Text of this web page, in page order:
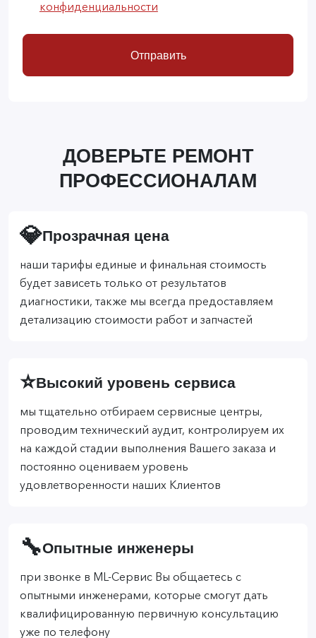
конфиденциальности
Отправить
ДОВЕРЬТЕ РЕМОНТ
ПРОФЕССИОНАЛАМ
💎Прозрачная цена
наши тарифы единые и финальная стоимость
будет зависеть только от результатов
диагностики, также мы всегда предоставляем
детализацию стоимости работ и запчастей
⭐Высокий уровень сервиса
мы тщательно отбираем сервисные центры,
проводим технический аудит, контролируем их
на каждой стадии выполнения Вашего заказа и
постоянно оцениваем уровень
удовлетворенности наших Клиентов
🔧Опытные инженеры
при звонке в ML-Сервис Вы общаетесь с
опытными инженерами, которые смогут дать
квалифицированную первичную консультацию
уже по телефону